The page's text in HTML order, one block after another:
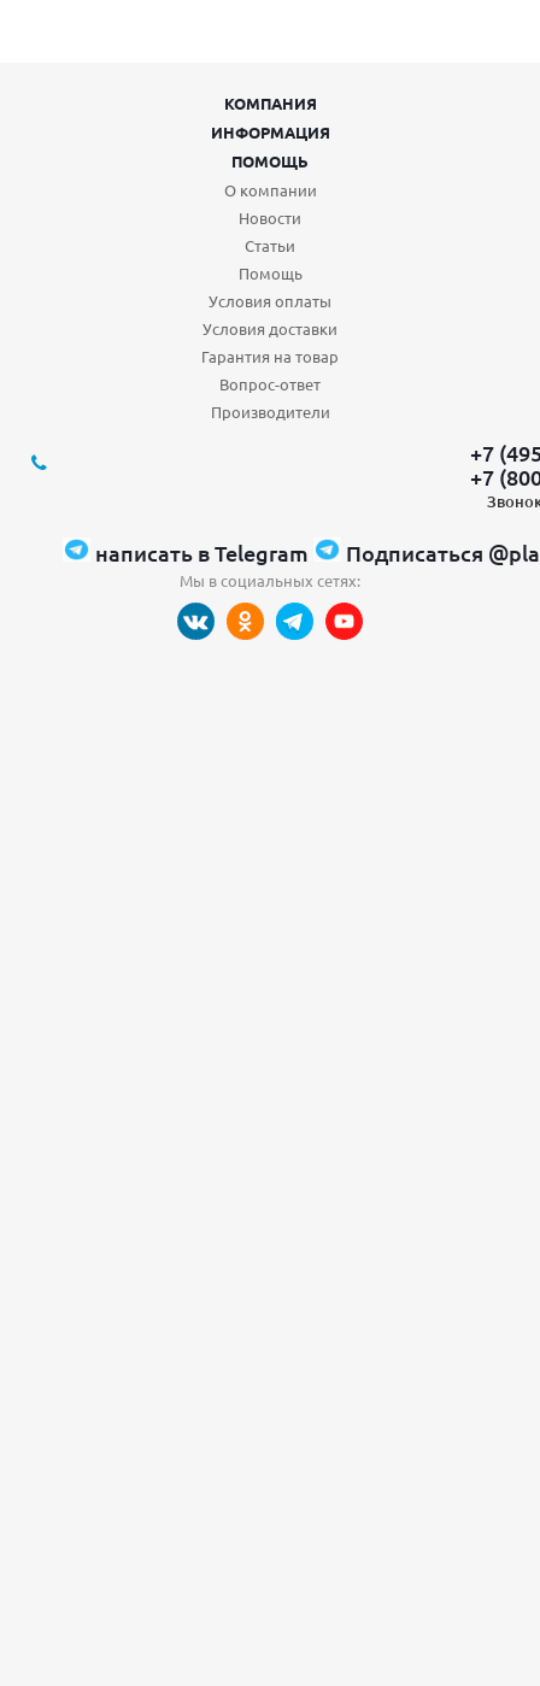
КОМПАНИЯ
ИНФОРМАЦИЯ
ПОМОЩЬ
О компании
Новости
Статьи
Помощь
Условия оплаты
Условия доставки
Гарантия на товар
Вопрос-ответ
Производители
+7
+7
написать в Telegram Подписаться
Мы в социальных сетях: